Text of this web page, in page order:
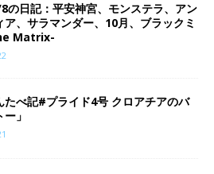
の日記：平安神宮、モンステラ、アン
ア、サラマンダー、10月、ブラックミ
Matrix-
たべ記#プライド4号 クロアチアのバ
」